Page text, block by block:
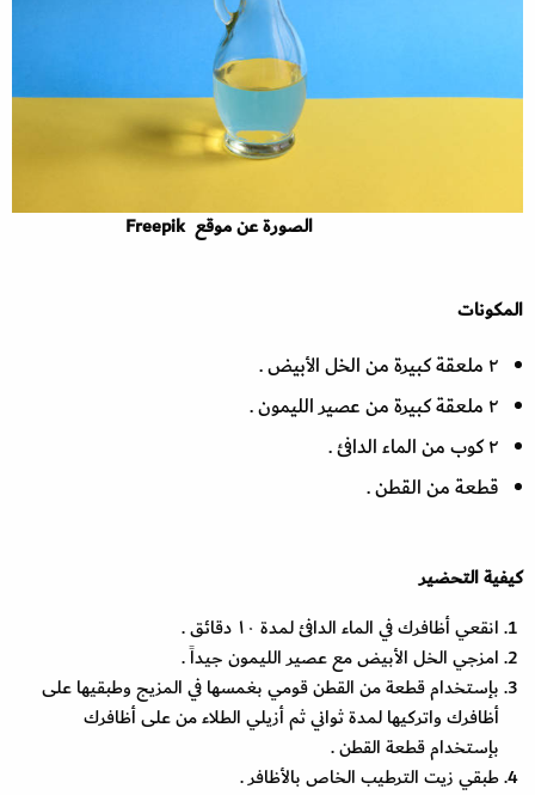
الصورة عن موقع Freepik
المكونات
٢ ملعقة كبيرة من الخل الأبيض .
٢ ملعقة كبيرة من عصير الليمون .
٢ كوب من الماء الدافئ .
قطعة من القطن .
كيفية التحضير
انقعي أظافرك في الماء الدافئ لمدة ١٠ دقائق .
امزجي الخل الأبيض مع عصير الليمون جيداً .
بإستخدام قطعة من القطن قومي بغمسها في المزيج وطبقيها على
أظافرك واتركيها لمدة ثواني ثم أزيلي الطلاء من على أظافرك
بإستخدام قطعة القطن .
طبقي زيت الترطيب الخاص بالأظافر .